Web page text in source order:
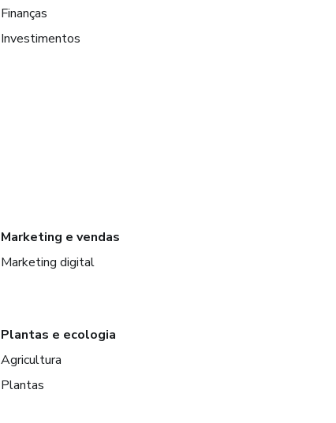
Finanças
Investimentos
Marketing e vendas
Marketing digital
Plantas e ecologia
Agricultura
Plantas